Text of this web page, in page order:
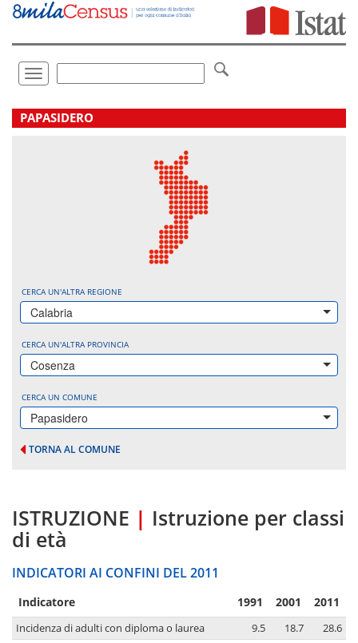
Vai
direttamente
Toggle
navigation
.
PAPASIDERO
CERCA UN'ALTRA REGIONE
Calabria
CERCA UN'ALTRA PROVINCIA
Cosenza
CERCA UN COMUNE
Papasidero
TORNA AL COMUNE
ISTRUZIONE | Istruzione per classi
di età
INDICATORI AI CONFINI DEL 2011
Indicatore 1991 2001 2011
Incidenza di adulti con diploma o laurea 9.5 18.7
28.6